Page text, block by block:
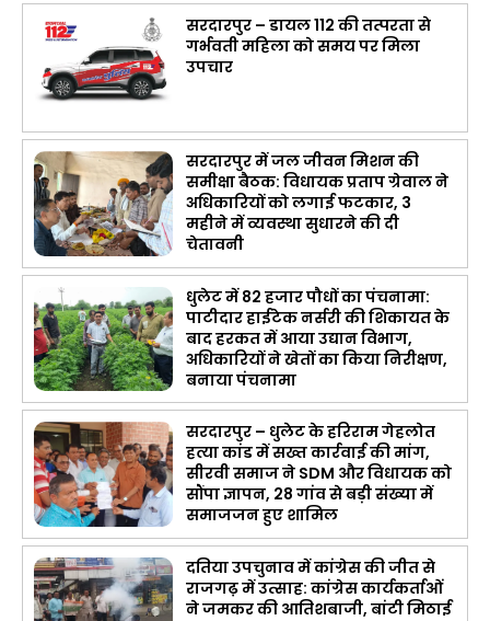
सरदारपुर – डायल 112 की तत्परता से
गर्भवती महिला को समय पर मिला
उपचार
सरदारपुर में जल जीवन मिशन की
समीक्षा बैठक: विधायक प्रताप ग्रेवाल ने
अधिकारियों को लगाई फटकार, 3
महीने में व्यवस्था सुधारने की दी
चेतावनी
धुलेट में 82 हजार पौधों का पंचनामा:
पाटीदार हाईटेक नर्सरी की शिकायत के
बाद हरकत में आया उद्यान विभाग,
अधिकारियों ने खेतों का किया निरीक्षण,
बनाया पंचनामा
सरदारपुर – धुलेट के हरिराम गेहलोत
हत्या कांड में सख्त कार्रवाई की मांग,
सीरवी समाज ने SDM और विधायक को
सौंपा ज्ञापन, 28 गांव से बड़ी संख्या में
समाजजन हुए शामिल
दतिया उपचुनाव में कांग्रेस की जीत से
राजगढ़ में उत्साह: कांग्रेस कार्यकर्ताओं
ने जमकर की आतिशबाजी, बांटी मिठाई